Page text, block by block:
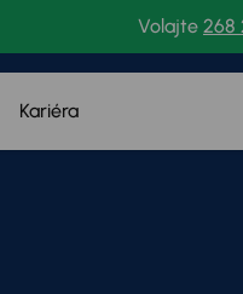
Volajte 268
Kariéra